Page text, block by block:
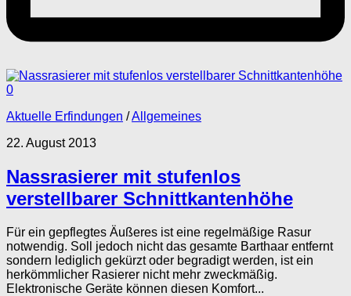
0
Aktuelle Erfindungen /Allgemeines
22. August 2013
Nassrasierer mit stufenlos
verstellbarer Schnittkantenhöhe
Für ein gepflegtes Äußeres ist eine regelmäßige Rasur
notwendig. Soll jedoch nicht das gesamte Barthaar entfernt
sondern lediglich gekürzt oder begradigt werden, ist ein
herkömmlicher Rasierer nicht mehr zweckmäßig.
Elektronische Geräte können diesen Komfort...